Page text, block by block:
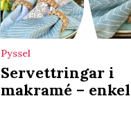
Pyssel
Servettringar i
makramé –